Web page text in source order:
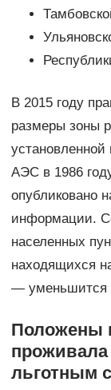
В 2015 году
размеры зоны
АЭС в 1986
опубликовано
информации.
населенных
находящихся
— уменьшится
Положены
льготным